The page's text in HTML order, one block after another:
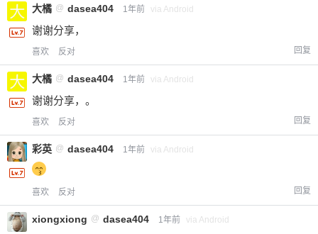
大橘 @ dasea404 1年前 via Android
谢谢分享，
喜欢 反对 回复
大橘 @ dasea404 1年前 via Android
谢谢分享，。
喜欢 反对 回复
彩英 @ dasea404 1年前 via Android
喜欢 反对 回复
xiongxiong @ dasea404 1年前 via Android